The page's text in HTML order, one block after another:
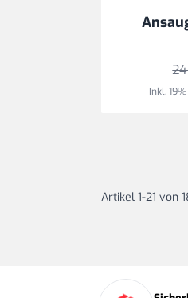
Inkl.
Artikel 1-21 von